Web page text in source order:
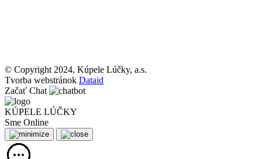
© Copyright 2024, Kúpele Lúčky, a.s.
Tvorba webstránok Dataid
Začať Chat
KÚPELE LÚČKY
Sme Online